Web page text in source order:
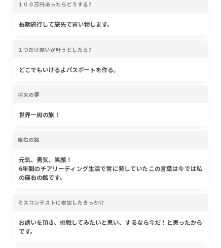
１００万円あったらどうする?
長期旅行して旅先で買い物します。
１つだけ願いが叶うとしたら?
どこでもいけるよパスポートを作る。
将来の夢
世界一周の旅！
座右の銘
元気、勇気、笑顔！
6年間のチアリーディング生活で常に発していたこの言葉は今では私
の座右の銘です。
ミスコンテストに参加したきっかけ
お誘いを頂き、挑戦してみたいと思い、するなら今だ！と思ったから
です。